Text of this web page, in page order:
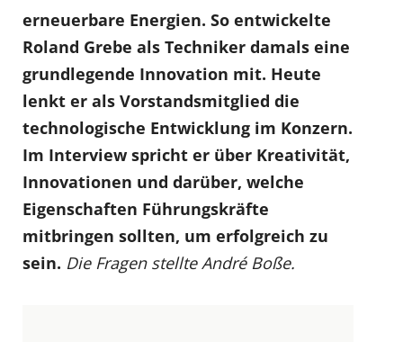
erneuerbare Energien. So entwickelte
Roland Grebe als Techniker damals eine
grundlegende Innovation mit. Heute
lenkt er als Vorstandsmitglied die
technologische Entwicklung im Konzern.
Im Interview spricht er über Kreativität,
Innovationen und darüber, welche
Eigenschaften Führungskräfte
mitbringen sollten, um erfolgreich zu
sein. Die Fragen stellte André Boße.